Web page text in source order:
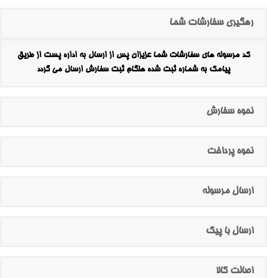
رهگیری سفارشات شما
کد مرسوله های سفارشات شما عزیزان پس از ارسال به اداره پست از طریق
پیامک به شماره ثبت شده هنگام ثبت سفارش ارسال می گردد
نحوه سفارش
نحوه پرداخت
ارسال مرسوله
ارسال با پیک
اصالت کالا